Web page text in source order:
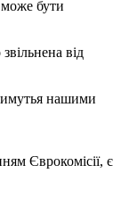
бути
від
нашими
Єврокомісії, є